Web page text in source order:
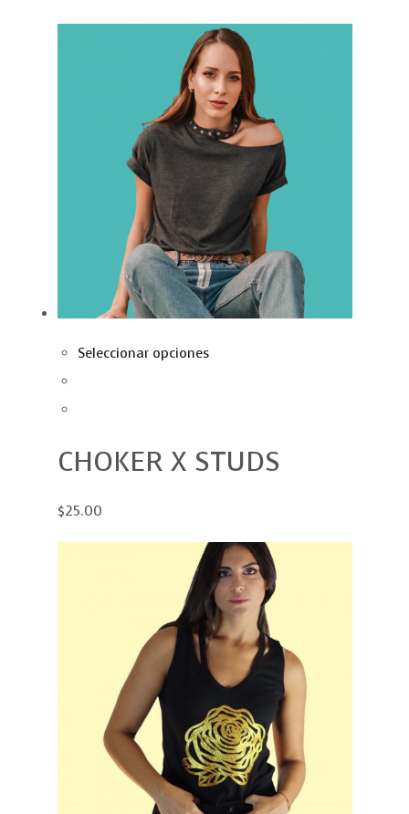
Seleccionar opciones
CHOKER X STUDS
$25.00